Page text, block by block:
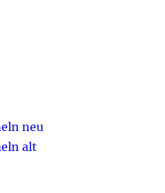
neu
alt